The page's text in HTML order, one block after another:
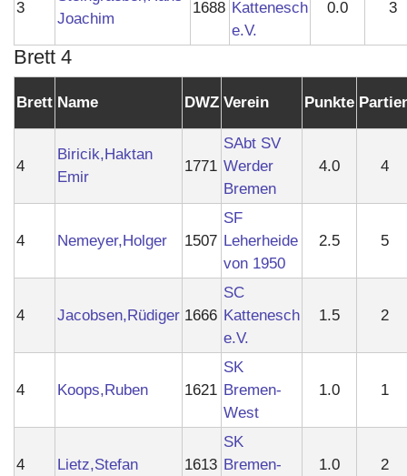
3
Joachim
1688 Kattenesch
e.V.
0.0 3
Brett 4
Brett Name DWZ Verein Punkte
4
Biricik,Haktan
Emir
1771
SAbt SV
Werder
Bremen
4.0 4
4 Nemeyer,Holger 1507
SF
Leherheide
von 1950
2.5 5
4 Jacobsen,Rüdiger 1666
SC
Kattenesch
e.V.
1.5 2
4 Koops,Ruben 1621
SK
Bremen-
West
1.0 1
4 Lietz,Stefan 1613
SK
Bremen-
1.0 2